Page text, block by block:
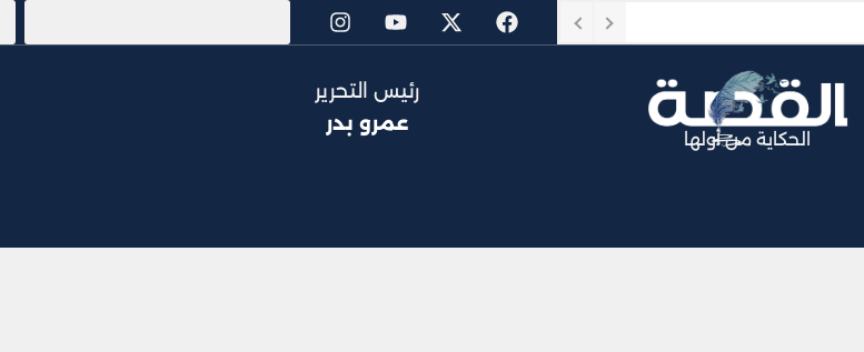
الحكاية من أولها
رئيس التحرير
عمرو بدر